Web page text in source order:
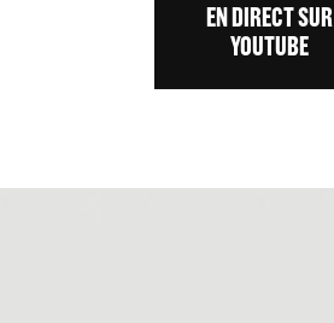
EN DIRECT SUR
YOUTUBE